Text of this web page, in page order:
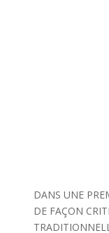
DANS UNE
DE FAÇON